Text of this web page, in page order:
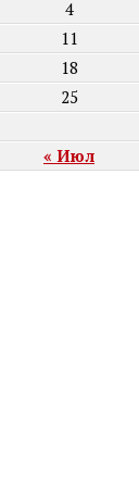
« Июл
4
11
18
25